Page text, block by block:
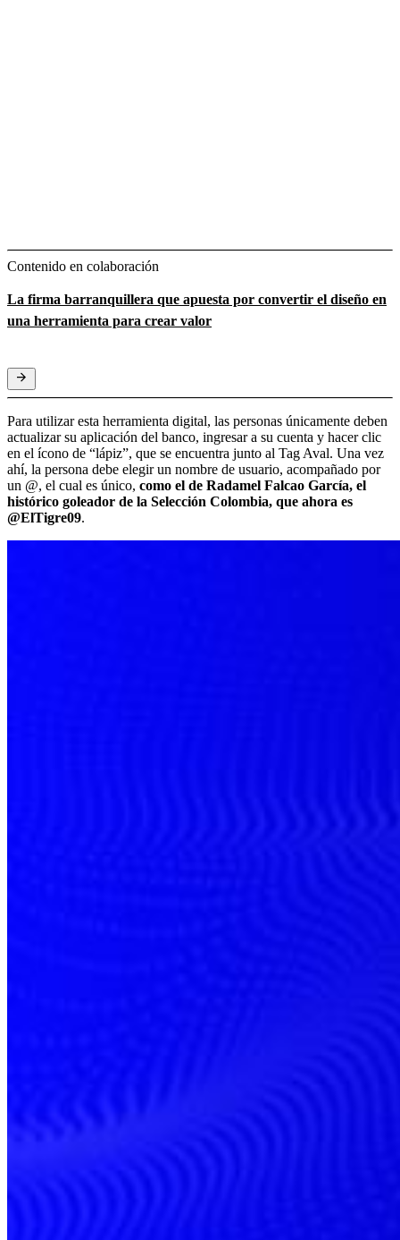
Contenido en colaboración
La firma barranquillera que apuesta por convertir el diseño en
una herramienta para crear valor
Para utilizar esta herramienta digital, las personas únicamente deben
actualizar su aplicación del banco, ingresar a su cuenta y hacer clic
en el ícono de “lápiz”, que se encuentra junto al Tag Aval. Una vez
ahí, la persona debe elegir un nombre de usuario, acompañado por
un @, el cual es único, como el de Radamel Falcao García, el
histórico goleador de la Selección Colombia, que ahora es
@ElTigre09.